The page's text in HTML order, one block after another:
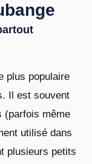
plus populaire
Il est souvent
(parfois même
utilisé dans
plusieurs petits